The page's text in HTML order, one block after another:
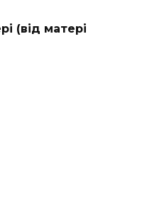
(від матері